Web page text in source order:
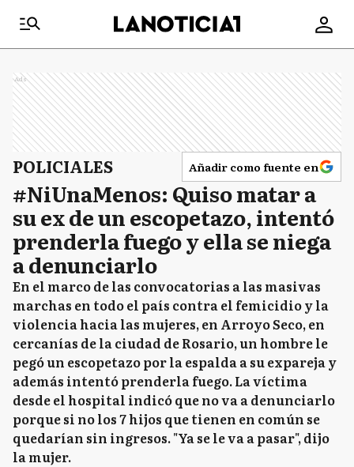
Ads
POLICIALES Añadir como fuente en
#NiUnaMenos: Quiso matar a
su ex de un escopetazo, intentó
prenderla fuego y ella se niega
a denunciarlo
En el marco de las convocatorias a las masivas
marchas en todo el país contra el femicidio y la
violencia hacia las mujeres, en Arroyo Seco, en
cercanías de la ciudad de Rosario, un hombre le
pegó un escopetazo por la espalda a su expareja y
además intentó prenderla fuego. La víctima
desde el hospital indicó que no va a denunciarlo
porque si no los 7 hijos que tienen en común se
quedarían sin ingresos. "Ya se le va a pasar", dijo
la mujer.